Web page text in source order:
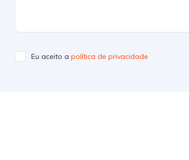
Eu aceito a política de privacidade